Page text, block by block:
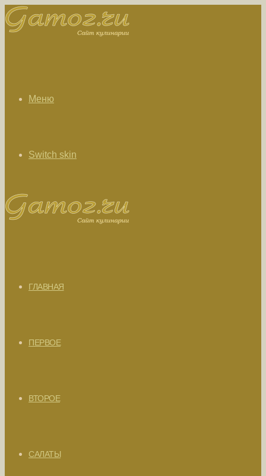
Меню
Switch skin
ГЛАВНАЯ
ПЕРВОЕ
ВТОРОЕ
САЛАТЫ